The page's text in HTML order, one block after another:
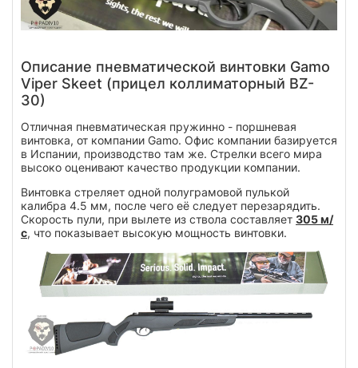
Описание пневматической винтовки Gamo
Viper Skeet (прицел коллиматорный BZ-
30)
Отличная пневматическая пружинно - поршневая
винтовка, от компании Gamo. Офис компании базируется
в Испании, производство там же. Стрелки всего мира
высоко оценивают качество продукции компании.
Винтовка стреляет одной полуграмовой пулькой
калибра 4.5 мм, после чего её следует перезарядить.
Скорость пули, при вылете из ствола составляет 305 м/
с, что показывает высокую мощность винтовки.